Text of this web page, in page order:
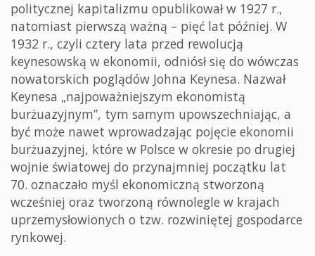
politycznej kapitalizmu opublikował w 1927 r.,
natomiast pierwszą ważną – pięć lat później. W
1932 r., czyli cztery lata przed rewolucją
keynesowską w ekonomii, odniósł się do wówczas
nowatorskich poglądów Johna Keynesa. Nazwał
Keynesa „najpoważniejszym ekonomistą
burżuazyjnym”, tym samym upowszechniając, a
być może nawet wprowadzając pojęcie ekonomii
burżuazyjnej, które w Polsce w okresie po drugiej
wojnie światowej do przynajmniej początku lat
70. oznaczało myśl ekonomiczną stworzoną
wcześniej oraz tworzoną równolegle w krajach
uprzemysłowionych o tzw. rozwiniętej gospodarce
rynkowej.